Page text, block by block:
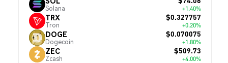
Solana +1.40%
TRX
Tron
$0.327757
+0.20%
DOGE
Dogecoin
$0.070075
+1.80%
ZEC
Zcash
$509.73
+4.00%